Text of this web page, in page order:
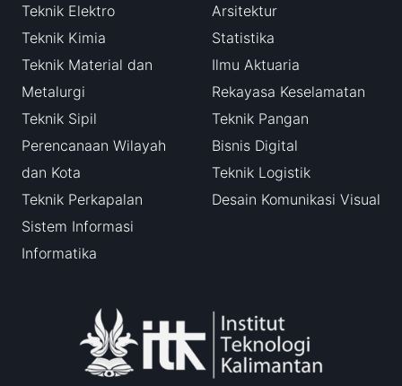
Teknik Elektro
Teknik Kimia
Teknik Material dan
Metalurgi
Teknik Sipil
Perencanaan Wilayah
dan Kota
Teknik Perkapalan
Sistem Informasi
Informatika
Arsitektur
Statistika
Ilmu Aktuaria
Rekayasa Keselamatan
Teknik Pangan
Bisnis Digital
Teknik Logistik
Desain Komunikasi Visual